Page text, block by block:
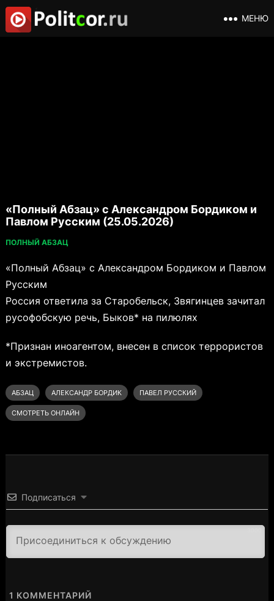
МЕНЮ
«Полный Абзац» с Александром Бордиком и
Павлом Русским (25.05.2026)
ПОЛНЫЙ АБЗАЦ
«Полный Абзац» с Александром Бордиком и Павлом
Русским
Россия ответила за Старобельск, Звягинцев зачитал
русофобскую речь, Быков* на пилюлях
*Признан иноагентом, внесен в список террористов
и экстремистов.
АБЗАЦ АЛЕКСАНДР БОРДИК ПАВЕЛ РУССКИЙ
СМОТРЕТЬ ОНЛАЙН
Подписаться
1 КОММЕНТАРИЙ